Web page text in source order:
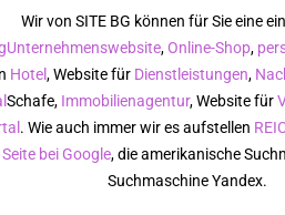
Wir von SITE BG können für Sie eine
Unternehmenswebsite,Online-Shop,
Hotel, Website für Dienstleistungen,
Schafe, Immobilienagentur, Website für
. Wie auch immer wir es aufstellen
bei Google, die amerikanische
Suchmaschine Yandex.